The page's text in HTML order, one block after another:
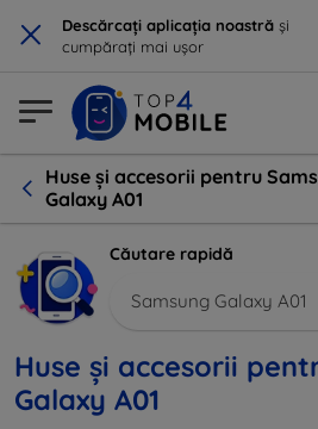
× Descărcați aplicația noastră și
cumpărați mai ușor
Huse și accesorii pentru
Galaxy A01
Căutare rapidă
Samsung Galaxy A01
Huse și accesorii
Galaxy A01